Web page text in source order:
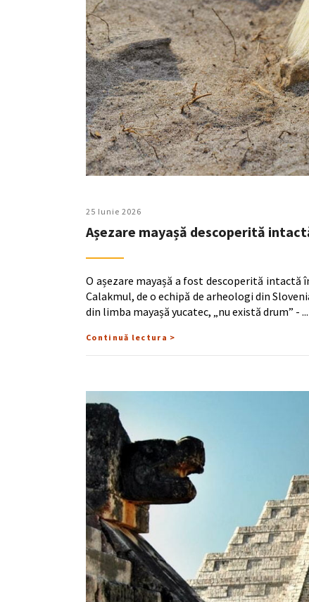
25 Iunie 2026
Așezare mayașă descoperită
O așezare mayașă a fost descoperită intactă
Calakmul, de o echipă de arheologi din
din limba mayașă yucatec, „nu există drum” -
Continuă lectura >